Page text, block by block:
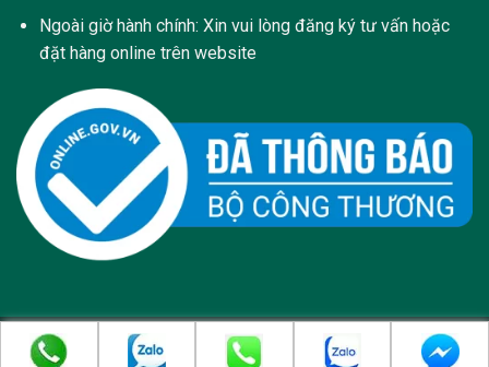
Ngoài giờ hành chính: Xin vui lòng đăng ký tư vấn hoặc
đặt hàng online trên website
Copyright 2021 © Trang web này được sở hữu và quản lý bởi:
Công Ty Cổ Phần Dược Phẩm PyLoRa - pylora.com